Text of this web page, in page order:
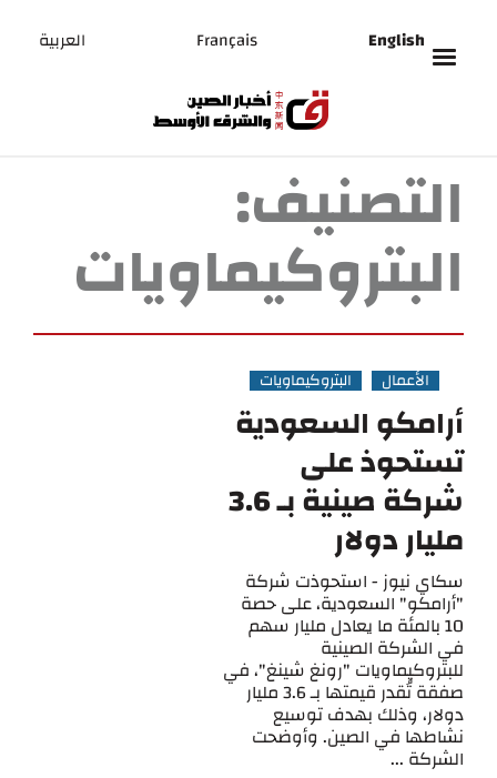
English
Français العربية
التصنيف:
البتروكيماويات
الأعمال البتروكيماويات
أرامكو السعودية
تستحوذ على
شركة صينية بـ 3.6
مليار دولار
سكاي نيوز - استحوذت شركة
"أرامكو" السعودية، على حصة
10 بالمئة ما يعادل مليار سهم
في الشركة الصينية
للبتروكيماويات "رونغ شينغ"، في
صفقة تُقدر قيمتها بـ 3.6 مليار
دولار، وذلك بهدف توسيع
نشاطها في الصين. وأوضحت
الشركة ...